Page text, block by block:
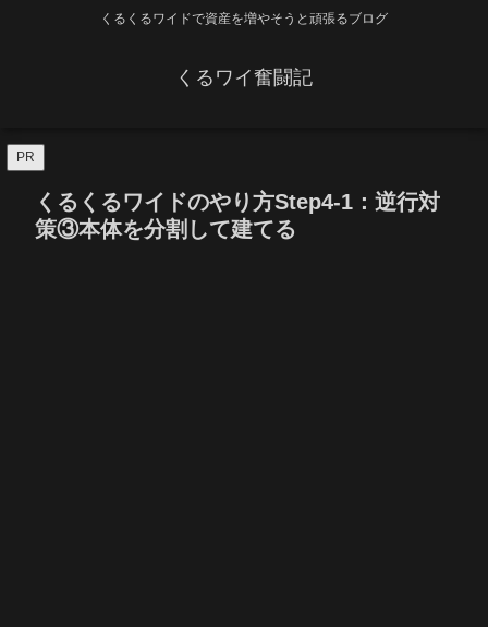
くるくるワイドで資産を増やそうと頑張るブログ
くるワイ奮闘記
PR
くるくるワイドのやり方Step4-1：逆行対
策③本体を分割して建てる